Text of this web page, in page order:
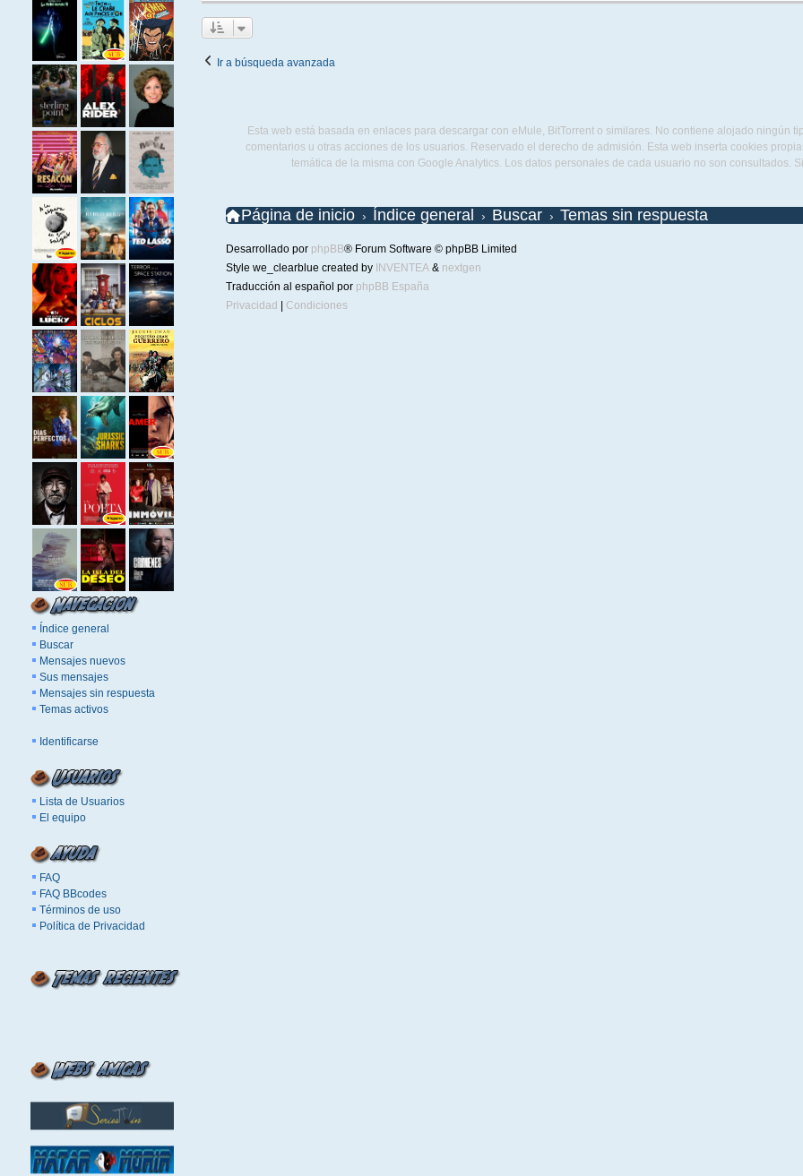
Índice general
Buscar
Mensajes nuevos
Sus mensajes
Mensajes sin respuesta
Temas activos
Identificarse
Lista de Usuarios
El equipo
FAQ
FAQ BBcodes
Términos de uso
Política de Privacidad
Ir a búsqueda avanzada
Esta web está basada en enlaces para descargar con eMule, BitTorrent o similares. No contiene alojado ningún
comentarios u otras acciones de los usuarios. Reservado el derecho de admisión. Esta web inserta cookies
temática de la misma con Google Analytics. Los datos personales de cada usuario no son consultados.
Página de inicio Índice general Buscar Temas sin respuesta
Desarrollado por phpBB® Forum Software © phpBB Limited
Style we_clearblue created by INVENTEA& nextgen
Traducción al español por phpBB España
Privacidad
Condiciones